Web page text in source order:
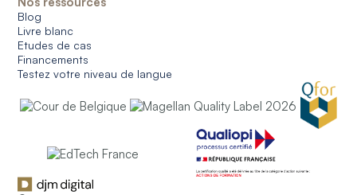
Blog
Livre blanc
Etudes de cas
Financements
Testez votre niveau de langue